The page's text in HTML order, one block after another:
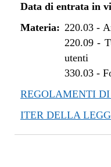
Data di entrata in
Materia: 220.03-
220.09-
utenti
330.03-
REGOLAMENTI
ITER DELLA